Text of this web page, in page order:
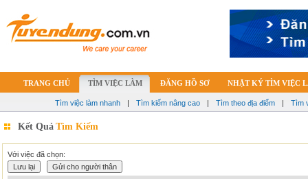
TRANG CHỦ TÌM VIỆC LÀM ĐĂNG HỒ SƠ NHẬT KÝ TÌM VIỆC
Tìm việc làm nhanh | Tìm kiếm nâng cao | Tìm theo địa điểm | Tìm
Kết Quả Tìm Kiếm
Với việc đã chọn: